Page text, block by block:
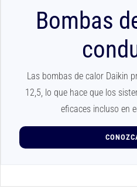
Bombas
Las bombas de calor Daikin
12,5, lo que hace que los
eficaces incluso en